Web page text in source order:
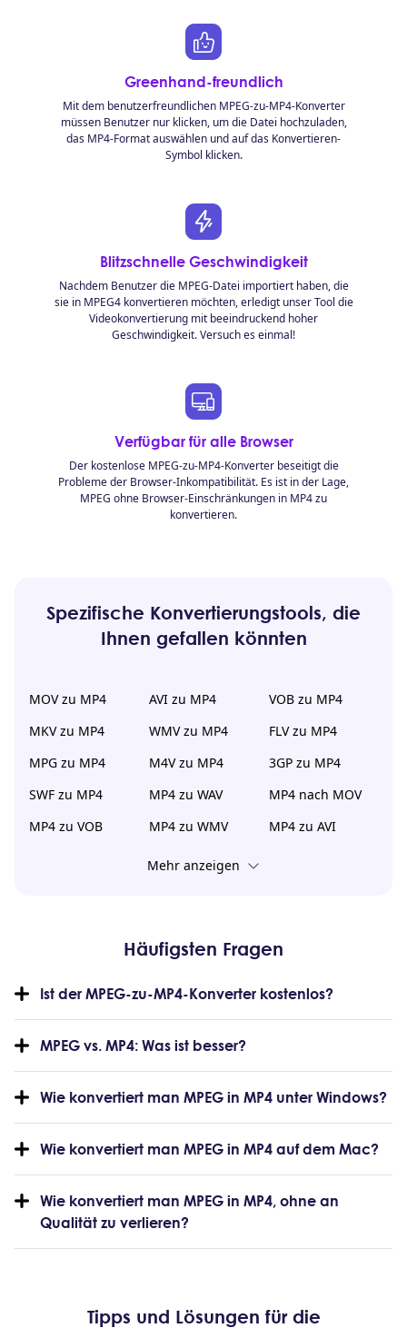
Greenhand-freundlich
Mit dem benutzerfreundlichen MPEG-zu-MP4-Konverter
müssen Benutzer nur klicken, um die Datei hochzuladen,
das MP4-Format auswählen und auf das Konvertieren-
Symbol klicken.
Blitzschnelle Geschwindigkeit
Nachdem Benutzer die MPEG-Datei importiert haben, die
sie in MPEG4 konvertieren möchten, erledigt unser Tool die
Videokonvertierung mit beeindruckend hoher
Geschwindigkeit. Versuch es einmal!
Verfügbar für alle Browser
Der kostenlose MPEG-zu-MP4-Konverter beseitigt die
Probleme der Browser-Inkompatibilität. Es ist in der Lage,
MPEG ohne Browser-Einschränkungen in MP4 zu
konvertieren.
Spezifische Konvertierungstools, die
Ihnen gefallen könnten
MOV zu MP4 AVI zu MP4
VOB zu MP4
MKV zu MP4
WMV zu MP4
FLV zu MP4
MPG zu MP4
M4V zu MP4
3GP zu MP4
SWF zu MP4
MP4 zu WAV
MP4 nach MOV
MP4 zu VOB
MP4 zu WMV MP4 zu AVI
Mehr anzeigen
Häufigsten Fragen
Ist der MPEG-zu-MP4-Konverter kostenlos?
MPEG vs. MP4: Was ist besser?
Wie konvertiert man MPEG in MP4 unter Windows?
Wie konvertiert man MPEG in MP4 auf dem Mac?
Wie konvertiert man MPEG in MP4, ohne an
Qualität zu verlieren?
Tipps und Lösungen für die